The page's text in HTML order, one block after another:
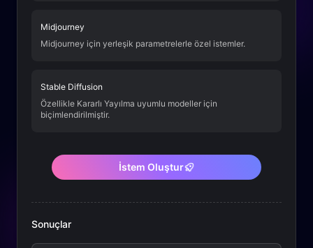
Midjourney
Midjourney için yerleşik parametrelerle özel istemler.
Stable Diffusion
Özellikle Kararlı Yayılma uyumlu modeller için
biçimlendirilmiştir.
İstem Oluştur
Sonuçlar